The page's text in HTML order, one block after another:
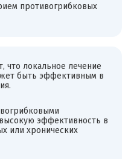
противогрибковых
что локальное лечение
быть эффективным в
эффективность в
или хронических